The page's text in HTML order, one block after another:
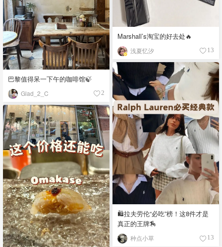
Marshall’s淘宝的好去处🔥
浅夏忆汐 13
巴黎值得呆一下午的咖啡馆🍃
Glad_2_C 2
🛍️拉夫劳伦“必吃”榜！这8件才是
真正的王牌🏇
种点小草 13